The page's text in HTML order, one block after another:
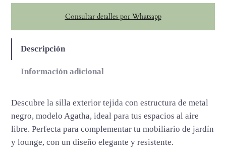
t
a
a
i
a
Consultar detalles por Whatsapp
Descripción
Información adicional
Descubre la silla exterior tejida con estructura de metal
negro, modelo Agatha, ideal para tus espacios al aire
libre. Perfecta para complementar tu mobiliario de jardín
y lounge, con un diseño elegante y resistente.